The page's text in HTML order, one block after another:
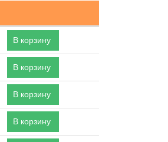
В корзину
В корзину
В корзину
В корзину